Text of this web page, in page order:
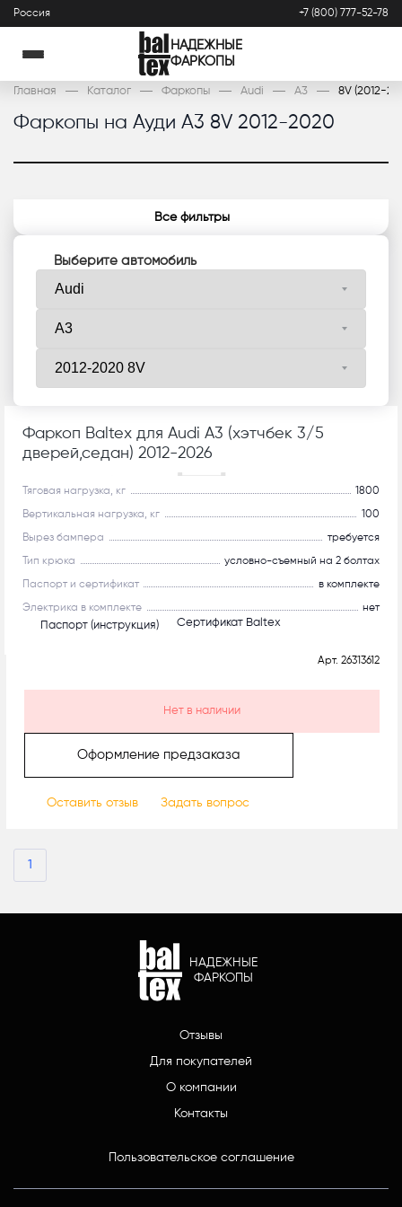
Россия +7 (800) 777-52-78
НАДЕЖНЫЕ
ФАРКОПЫ
Главная Каталог Фаркопы Audi A3 8V (2012-
Фаркопы на Ауди А3 8V 2012-2020
Все фильтры
Выберите автомобиль
Фаркоп Baltex для Audi A3 (хэтчбек 3/5
дверей,седан) 2012-2026
Рекомендуем
Тяговая нагрузка, кг 1800
Вертикальная нагрузка, кг 100
Вырез бампера требуется
Тип крюка условно-съемный на 2 болтах
Паспорт и сертификат в комплекте
Электрика в комплекте нет
Паспорт (инструкция) Сертификат Baltex
Арт. 26313612
Нет в наличии
Оформление предзаказа
Оставить отзыв Задать вопрос
1
НАДЕЖНЫЕ
ФАРКОПЫ
Отзывы
Для покупателей
О компании
Контакты
Пользовательское соглашение